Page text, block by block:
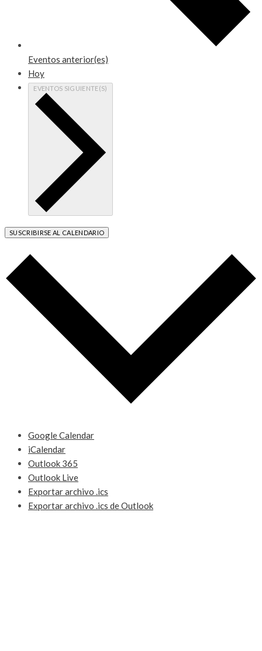
Eventos anterior(es)
Hoy
EVENTOS SIGUIENTE(S)
SUSCRIBIRSE AL CALENDARIO
Google Calendar
iCalendar
Outlook 365
Outlook Live
Exportar archivo .ics
Exportar archivo .ics de Outlook